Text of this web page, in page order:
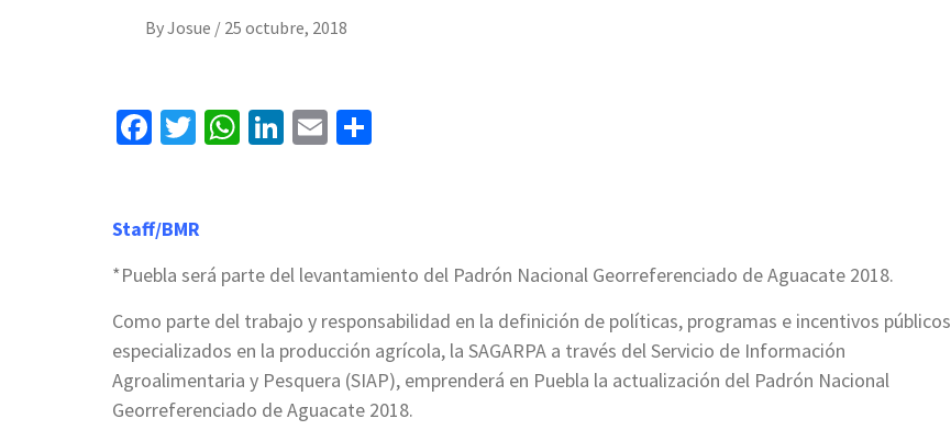
ByJosue / 25 octubre, 2018
Facebook
Twitter
WhatsApp
LinkedIn
Email
Staff/BMR
*Puebla será parte del levantamiento del Padrón Nacional Georreferenciado de Aguacate 2018.
Como parte del trabajo y responsabilidad en la definición de políticas, programas e incentivos públicos
especializados en la producción agrícola, la SAGARPA a través del Servicio de Información
Agroalimentaria y Pesquera (SIAP), emprenderá en Puebla la actualización del Padrón Nacional
Georreferenciado de Aguacate 2018.